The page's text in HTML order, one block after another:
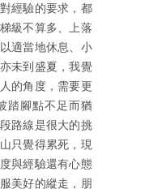
經驗的要求，都
級不算多、上落
適當地休息、小
未到盛夏，我覺
的角度，需要更
踏腳點不足而猶
路線是很大的挑
只覺得累死，現
與經驗還有心態
美好的縱走，朋